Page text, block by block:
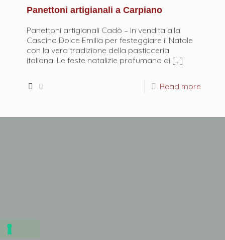
Panettoni artigianali a Carpiano
Panettoni artigianali Cadò – In vendita alla
Cascina Dolce Emilia per festeggiare il Natale
con la vera tradizione della pasticceria
italiana. Le feste natalizie profumano di […]
0 Read more